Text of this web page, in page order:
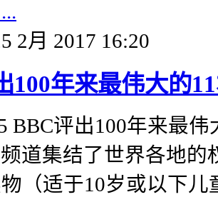
2月 2017 16:20
100年来最伟大的
BBC评出100年来最
道集结了世界各地
（适于10岁或以下